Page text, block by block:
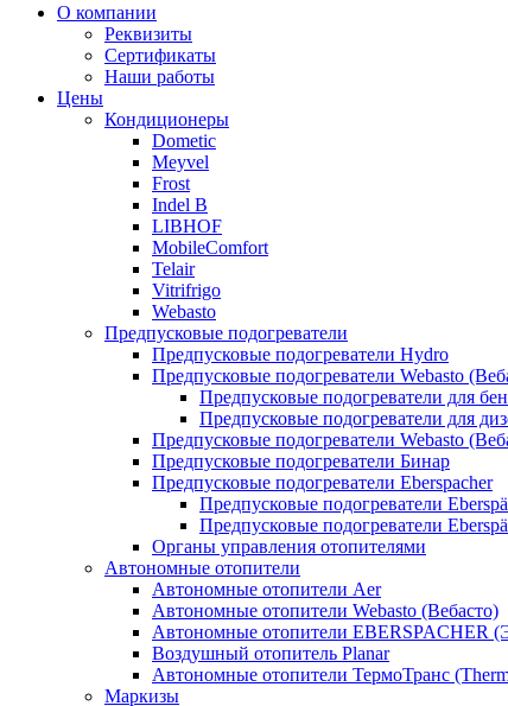
Основное
Перейти
содержимому
О компании
Реквизиты
Сертификаты
Наши работы
Цены
Кондиционеры
Dometic
Meyvel
Frost
Indel B
LIBHOF
MobileComfort
Telair
Vitrifrigo
Webasto
Предпусковые подогреватели
Предпусковые подогреватели Hydro
Предпусковые подогреватели Webasto
Предпусковые подогреватели для
Предпусковые подогреватели для
Предпусковые подогреватели Webasto
Предпусковые подогреватели Бинар
Предпусковые подогреватели Eberspacher
Предпусковые подогреватели
Предпусковые подогреватели
Органы управления отопителями
Автономные отопители
Автономные отопители Аer
Автономные отопители Webasto (Вебасто)
Автономные отопители EBERSPACHER
Воздушный отопитель Planar
Автономные отопители ТермоТранс
Маркизы